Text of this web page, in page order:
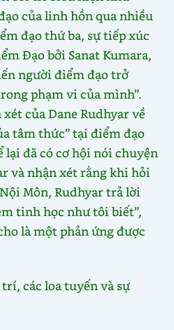
của linh hồn qua nhiều
đạo thứ ba, sự tiếp xúc
Đạo bởi Sanat Kumara,
người điểm đạo trở
phạm vi của mình”.
của Dane Rudhyar về
tâm thức” tại điểm đạo
lại đã có cơ hội nói chuyện
và nhận xét rằng khi hỏi
Môn, Rudhyar trả lời
tinh học như tôi biết”,
là một phản ứng được
các loa tuyến và sự